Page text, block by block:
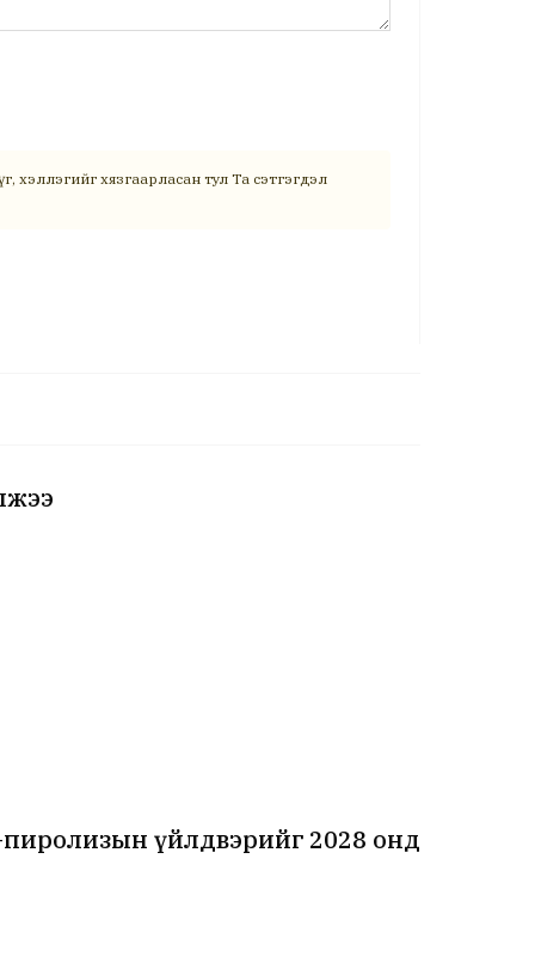
хязгаарласан тул Та сэтгэгдэл
үйлдвэрийг 2028 онд